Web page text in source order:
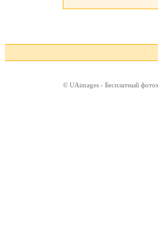
© UAimages - Бесплатный